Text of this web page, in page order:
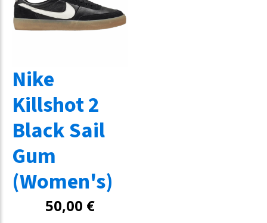
Nike
Killshot 2
Black Sail
Gum
(Women's)
50,00 €